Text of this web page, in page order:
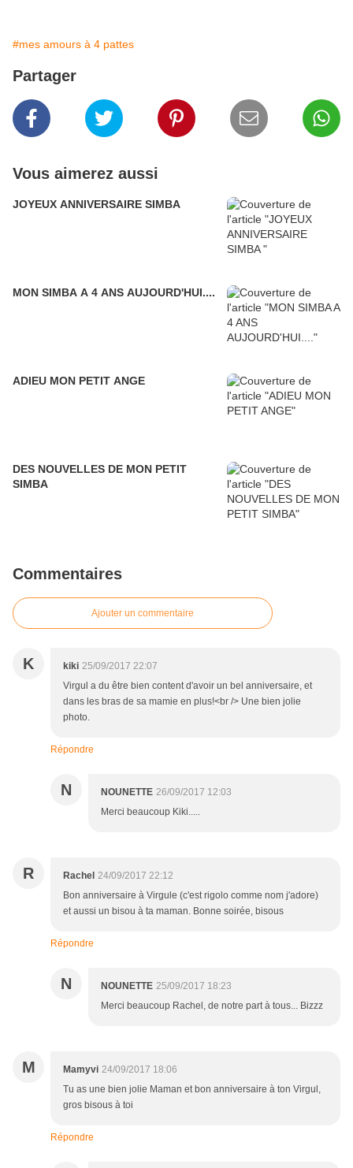
#mes amours à 4 pattes
Partager
Vous aimerez aussi
JOYEUX ANNIVERSAIRE SIMBA
MON SIMBA A 4 ANS AUJOURD'HUI....
ADIEU MON PETIT ANGE
DES NOUVELLES DE MON PETIT
SIMBA
Commentaires
Ajouter un commentaire
K kiki 25/09/2017 22:07
Virgul a du être bien content d'avoir un bel anniversaire, et
dans les bras de sa mamie en plus!<br /> Une bien jolie
photo.
Répondre
N NOUNETTE 26/09/2017 12:03
Merci beaucoup Kiki.....
R Rachel 24/09/2017 22:12
Bon anniversaire à Virgule (c'est rigolo comme nom j'adore)
et aussi un bisou à ta maman. Bonne soirée, bisous
Répondre
N NOUNETTE 25/09/2017 18:23
Merci beaucoup Rachel, de notre part à tous... Bizzz
M Mamyvi 24/09/2017 18:06
Tu as une bien jolie Maman et bon anniversaire à ton Virgul,
gros bisous à toi
Répondre